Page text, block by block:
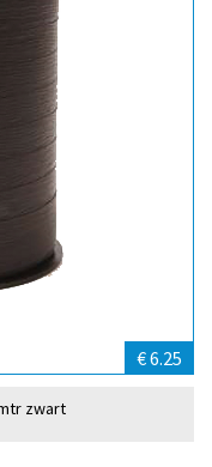
€ 6.25
zwart